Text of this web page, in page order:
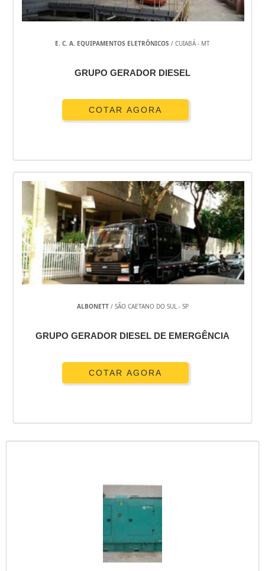
E. C. A. EQUIPAMENTOS ELETRÔNICOS / CUIABÁ - MT
GRUPO GERADOR DIESEL
COTAR AGORA
ALBONETT/ SÃO CAETANO DO SUL - SP
GRUPO GERADOR DIESEL DE EMERGÊNCIA
COTAR AGORA